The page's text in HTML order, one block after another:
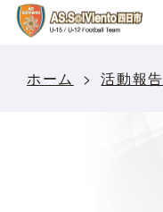
ホーム 活動報告